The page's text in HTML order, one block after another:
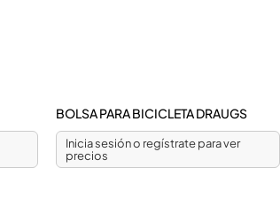
BOLSA PARA BICICLETA DRAUGS
Inicia sesión o regístrate para ver
precios